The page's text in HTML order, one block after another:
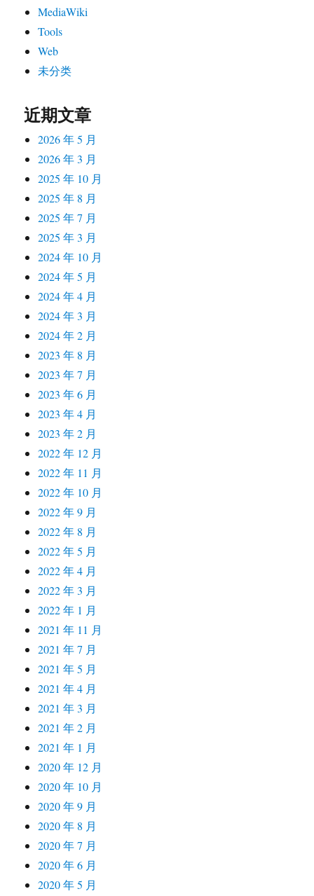
MediaWiki
Tools
Web
未分类
近期文章
2026 年 5 月
2026 年 3 月
2025 年 10 月
2025 年 8 月
2025 年 7 月
2025 年 3 月
2024 年 10 月
2024 年 5 月
2024 年 4 月
2024 年 3 月
2024 年 2 月
2023 年 8 月
2023 年 7 月
2023 年 6 月
2023 年 4 月
2023 年 2 月
2022 年 12 月
2022 年 11 月
2022 年 10 月
2022 年 9 月
2022 年 8 月
2022 年 5 月
2022 年 4 月
2022 年 3 月
2022 年 1 月
2021 年 11 月
2021 年 7 月
2021 年 5 月
2021 年 4 月
2021 年 3 月
2021 年 2 月
2021 年 1 月
2020 年 12 月
2020 年 10 月
2020 年 9 月
2020 年 8 月
2020 年 7 月
2020 年 6 月
2020 年 5 月